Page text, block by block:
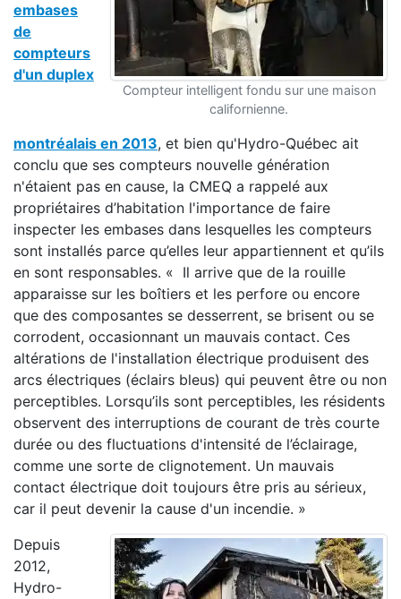
Compteur intelligent fondu sur une maison
californienne.
embases
de
compteurs
d'un duplex
montréalais en 2013, et bien qu'Hydro-Québec ait
conclu que ses compteurs nouvelle génération
n'étaient pas en cause, la CMEQ a rappelé aux
propriétaires d’habitation l'importance de faire
inspecter les embases dans lesquelles les compteurs
sont installés parce qu’elles leur appartiennent et qu’ils
en sont responsables. « Il arrive que de la rouille
apparaisse sur les boîtiers et les perfore ou encore
que des composantes se desserrent, se brisent ou se
corrodent, occasionnant un mauvais contact. Ces
altérations de l'installation électrique produisent des
arcs électriques (éclairs bleus) qui peuvent être ou non
perceptibles. Lorsqu’ils sont perceptibles, les résidents
observent des interruptions de courant de très courte
durée ou des fluctuations d'intensité de l’éclairage,
comme une sorte de clignotement. Un mauvais
contact électrique doit toujours être pris au sérieux,
car il peut devenir la cause d'un incendie. »
Depuis
2012,
Hydro-